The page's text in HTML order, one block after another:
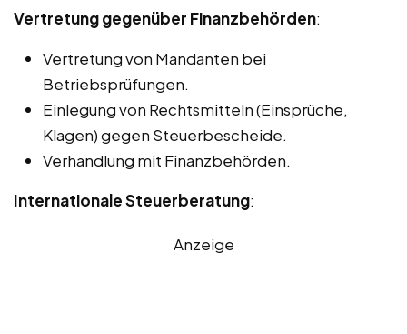
Vertretung gegenüber Finanzbehörden:
Vertretung von Mandanten bei
Betriebsprüfungen.
Einlegung von Rechtsmitteln (Einsprüche,
Klagen) gegen Steuerbescheide.
Verhandlung mit Finanzbehörden.
Internationale Steuerberatung:
Anzeige